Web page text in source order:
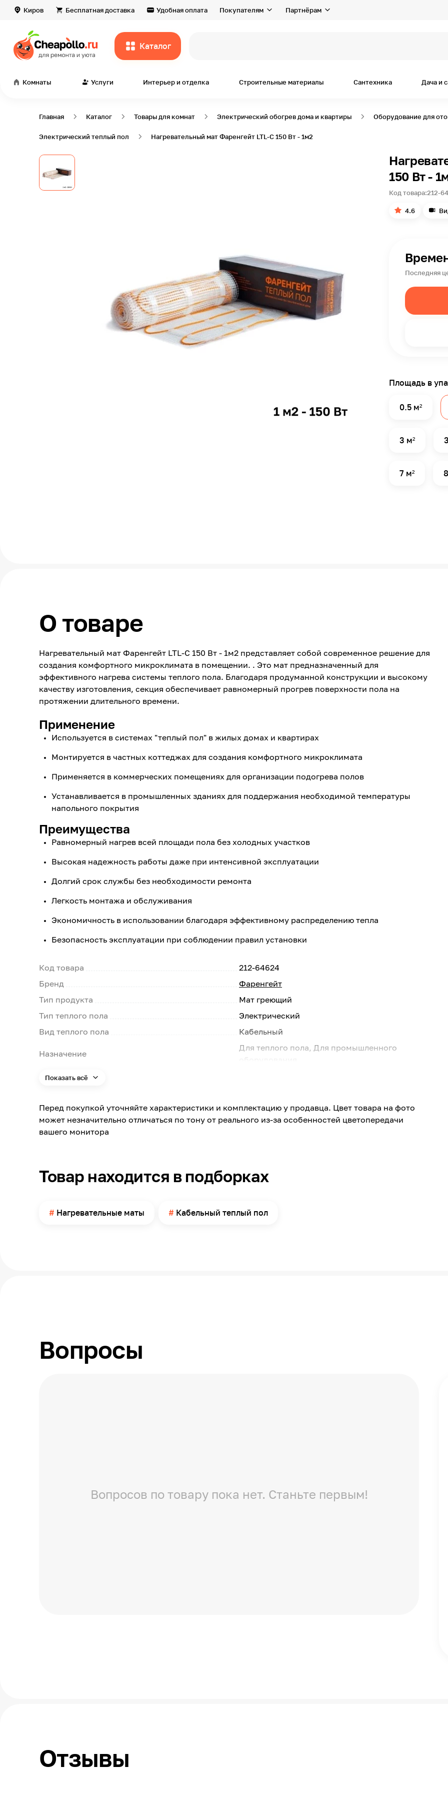
Киров Бесплатная доставка Удобная оплата Покупателям Партнёрам
Каталог
Комнаты Услуги Интерьер и отделка Строительные материалы Сантехника Дача и
Главная Каталог Товары для комнат Электрический обогрев дома и квартиры Оборудование для
Электрический теплый пол Нагревательный мат Фаренгейт LTL-C 150 Вт - 1м2
150 Вт -
Код товара:212-
4.6
Последняя
Площадь в
0.5 м²
3 м²
7 м²
О товаре
Нагревательный мат Фаренгейт LTL-C 150 Вт - 1м2 представляет собой современное решение для
создания комфортного микроклимата в помещении. . Это мат предназначенный для
эффективного нагрева системы теплого пола. Благодаря продуманной конструкции и высокому
качеству изготовления, секция обеспечивает равномерный прогрев поверхности пола на
протяжении длительного времени.
Применение
Используется в системах "теплый пол" в жилых домах и квартирах
Монтируется в частных коттеджах для создания комфортного микроклимата
Применяется в коммерческих помещениях для организации подогрева полов
Устанавливается в промышленных зданиях для поддержания необходимой температуры
напольного покрытия
Преимущества
Равномерный нагрев всей площади пола без холодных участков
Высокая надежность работы даже при интенсивной эксплуатации
Долгий срок службы без необходимости ремонта
Легкость монтажа и обслуживания
Экономичность в использовании благодаря эффективному распределению тепла
Безопасность эксплуатации при соблюдении правил установки
Код товара
212-64624
Бренд
Фаренгейт
Тип продукта
Мат греющий
Тип теплого пола
Электрический
Вид теплого пола
Кабельный
Назначение
Для теплого пола, Для промышленного
оборудования
Площадь в упаковке
Показать всё
Перед покупкой уточняйте характеристики и комплектацию у продавца. Цвет товара на фото
может незначительно отличаться по тону от реального из-за особенностей цветопередачи
вашего монитора
Товар находится в подборках
Нагревательные маты Кабельный теплый пол
Вопросы
Вопросов по товару пока нет. Станьте первым!
Отзывы